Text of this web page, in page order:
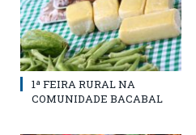
1ª FEIRA RURAL NA
COMUNIDADE BACABAL